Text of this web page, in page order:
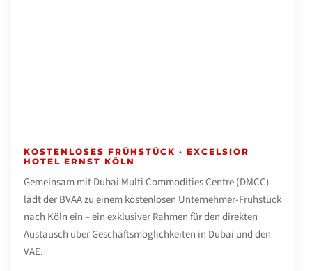
KOSTENLOSES FRÜHSTÜCK · EXCELSIOR
HOTEL ERNST KÖLN
Gemeinsam mit Dubai Multi Commodities Centre (DMCC)
lädt der BVAA zu einem kostenlosen Unternehmer-Frühstück
nach Köln ein – ein exklusiver Rahmen für den direkten
Austausch über Geschäftsmöglichkeiten in Dubai und den
VAE.